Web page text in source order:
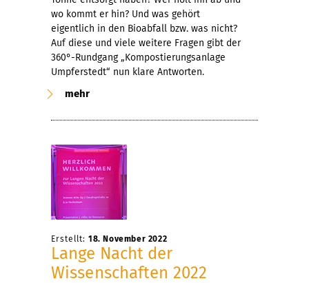
wo kommt er hin? Und was gehört
eigentlich in den Bioabfall bzw. was nicht?
Auf diese und viele weitere Fragen gibt der
360°-Rundgang „Kompostierungsanlage
Umpferstedt“ nun klare Antworten.
mehr
Erstellt: 18. November 2022
Lange Nacht der
Wissenschaften 2022